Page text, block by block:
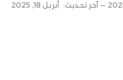
آخر تحديث: أبريل 18, 2025